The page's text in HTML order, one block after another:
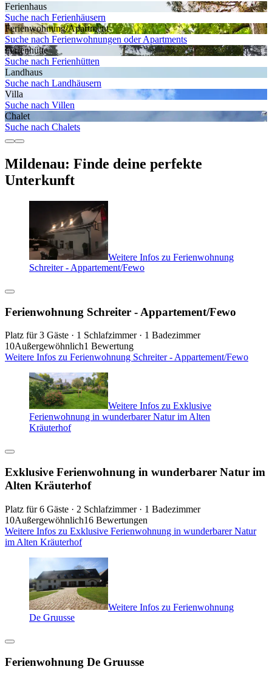
Ferienhaus
Suche nach Ferienhäusern
Ferienwohnung/Apartment
Suche nach Ferienwohnungen oder Apartments
Ferienhütte
Suche nach Ferienhütten
Landhaus
Suche nach Landhäusern
Villa
Suche nach Villen
Chalet
Suche nach Chalets
Mildenau: Finde deine perfekte
Unterkunft
Weitere Infos zu Ferienwohnung
Schreiter - Appartement/Fewo
Ferienwohnung Schreiter - Appartement/Fewo
Platz für 3 Gäste · 1 Schlafzimmer · 1 Badezimmer
10Außergewöhnlich1 Bewertung
Weitere Infos zu Ferienwohnung Schreiter - Appartement/Fewo
Weitere Infos zu Exklusive
Ferienwohnung in wunderbarer Natur im Alten
Kräuterhof
Exklusive Ferienwohnung in wunderbarer Natur im
Alten Kräuterhof
Platz für 6 Gäste · 2 Schlafzimmer · 1 Badezimmer
10Außergewöhnlich16 Bewertungen
Weitere Infos zu Exklusive Ferienwohnung in wunderbarer Natur
im Alten Kräuterhof
Weitere Infos zu Ferienwohnung
De Gruusse
Ferienwohnung De Gruusse